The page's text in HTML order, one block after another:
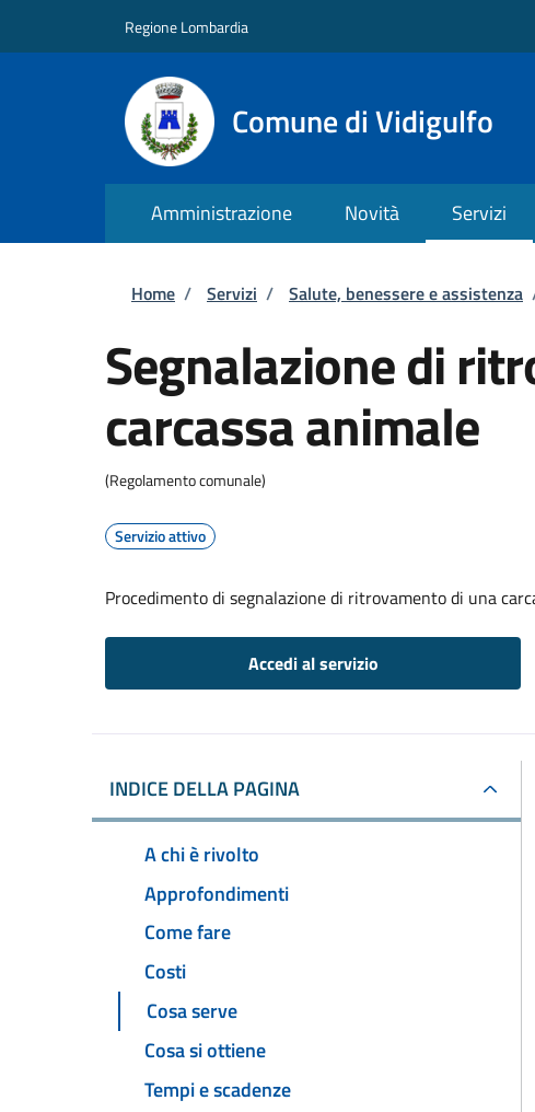
Regione Lombardia
Comune di Vidigulfo
Amministrazione Novità Servizi
Briciole di pane
Home / Servizi / Salute, benessere e assistenza
Segnalazione di
carcassa animale
(Regolamento comunale)
Servizio attivo
Procedimento di segnalazione di ritrovamento di una
Accedi al servizio
INDICE DELLA PAGINA
A chi è rivolto
Approfondimenti
Come fare
Costi
Cosa serve
Cosa si ottiene
Tempi e scadenze